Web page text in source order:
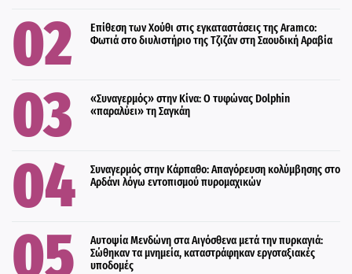
Επίθεση των Χούθι στις εγκαταστάσεις της Aramco:
Φωτιά στο διυλιστήριο της Τζιζάν στη Σαουδική Αραβία
«Συναγερμός» στην Κίνα: Ο τυφώνας Dolphin
«παραλύει» τη Σαγκάη
Συναγερμός στην Κάρπαθο: Απαγόρευση κολύμβησης στο
Αρδάνι λόγω εντοπισμού πυρομαχικών
Αυτοψία Μενδώνη στα Αιγόσθενα μετά την πυρκαγιά:
Σώθηκαν τα μνημεία, καταστράφηκαν εργοταξιακές
υποδομές